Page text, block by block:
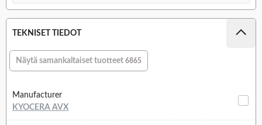
TEKNISET TIEDOT
Näytä samankaltaiset tuotteet 6865
Manufacturer
KYOCERA AVX